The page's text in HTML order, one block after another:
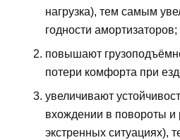
нагрузка), тем самым
годности амортизаторов;
повышают
потери комфорта при
увеличивают
вхождении в повороты и
экстренных ситуациях),